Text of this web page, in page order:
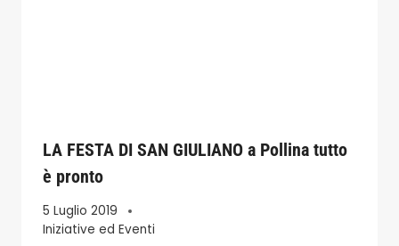
LA FESTA DI SAN GIULIANO a Pollina tutto
è pronto
5 Luglio 2019
Iniziative ed Eventi